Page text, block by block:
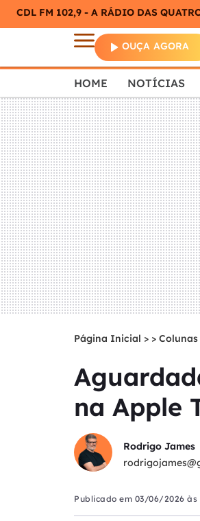
CDL FM 102,9 - A RÁDIO DAS
OUÇA AGORA
HOME NOTÍCIAS
Página Inicial > Colunas
na Apple
Rodrigo James
Publicado em 03/06/2026 às